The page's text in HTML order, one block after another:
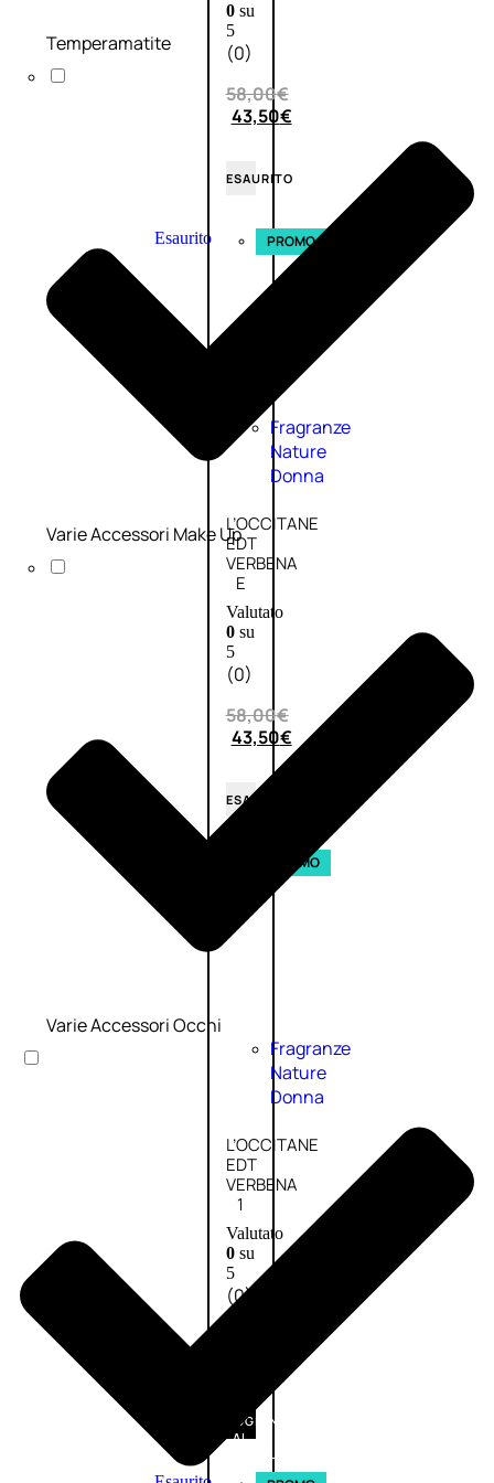
0su
5
(0)
58,00€
43,50€
ESAURITO
Esaurito PROMO
Fragranze
Nature
Donna
L’OCCITANE
EDT
VERBENA
E
Valutato
0su
5
(0)
58,00€
43,50€
ESAURITO
carrello
PROMO
Fragranze
Nature
Donna
L’OCCITANE
EDT
VERBENA
1
Valutato
0su
5
(0)
AGGIUNGI
AL
CARRELLO
Temperamatite
Varie Accessori Make Up
Varie Accessori Occhi